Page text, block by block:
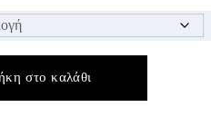
στο καλάθι